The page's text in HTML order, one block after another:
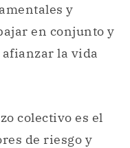
y
en conjunto y
la vida
colectivo es el
de riesgo y